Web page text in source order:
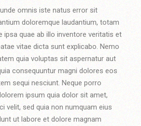
omnis iste natus error sit
doloremque laudantium, totam
ipsa quae ab illo inventore veritatis et
vitae dicta sunt explicabo. Nemo
quia voluptas sit aspernatur aut
consequuntur magni dolores eos
sequi nesciunt. Neque porro
ipsum quia dolor sit amet,
velit, sed quia non numquam eius
ut labore et dolore magnam